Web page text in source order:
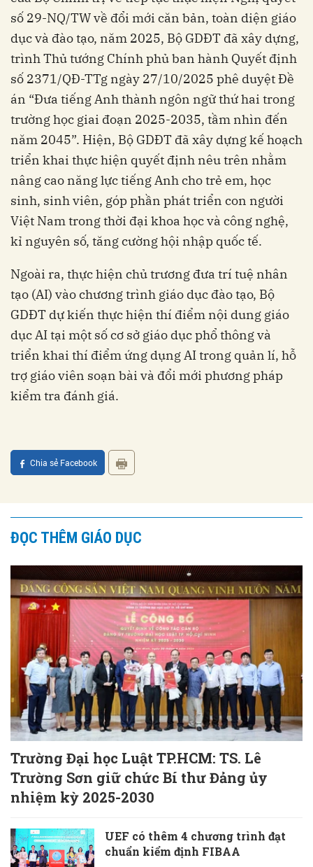
số 29-NQ/TW về đổi mới căn bản, toàn diện giáo
dục và đào tạo, năm 2025, Bộ GDĐT đã xây dựng,
trình Thủ tướng Chính phủ ban hành Quyết định
số 2371/QĐ-TTg ngày 27/10/2025 phê duyệt Đề
án “Đưa tiếng Anh thành ngôn ngữ thứ hai trong
trường học giai đoạn 2025-2035, tầm nhìn đến
năm 2045”. Hiện, Bộ GDĐT đã xây dựng kế hoạch
triển khai thực hiện quyết định nêu trên nhằm
nâng cao năng lực tiếng Anh cho trẻ em, học
sinh, sinh viên, góp phần phát triển con người
Việt Nam trong thời đại khoa học và công nghệ,
kỉ nguyên số, tăng cường hội nhập quốc tế.
Ngoài ra, thực hiện chủ trương đưa trí tuệ nhân
tạo (AI) vào chương trình giáo dục đào tạo, Bộ
GDĐT dự kiến thực hiện thí điểm nội dung giáo
dục AI tại một số cơ sở giáo dục phổ thông và
triển khai thí điểm ứng dụng AI trong quản lí, hỗ
trợ giáo viên soạn bài và đổi mới phương pháp
kiểm tra đánh giá.
Chia sẻ Facebook
ĐỌC THÊM GIÁO DỤC
Trường Đại học Luật TP.HCM: TS. Lê
Trường Sơn giữ chức Bí thư Đảng ủy
nhiệm kỳ 2025-2030
UEF có thêm 4 chương trình đạt
chuẩn kiểm định FIBAA